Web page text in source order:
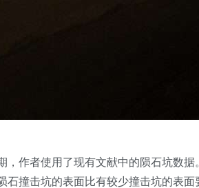
，作者使用了现有文献中的陨石坑数
石撞击坑的表面比有较少撞击坑的表